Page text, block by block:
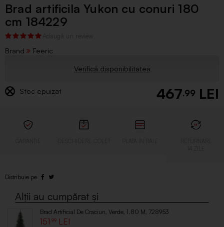
Brad artificila Yukon cu conuri 180
cm 184229
Brand
Feeric
Verifică disponibilitatea
Stoc epuizat 467.99
Brad Artificial De Craciun, Verde, 1.80 M, 728953
151 .99